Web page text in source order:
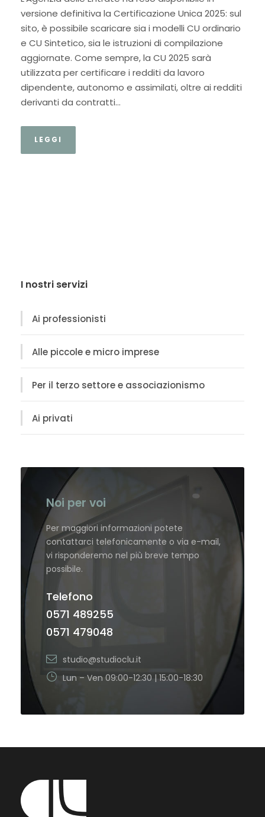
versione definitiva la Certificazione Unica 2025: sul
sito, è possibile scaricare sia i modelli CU ordinario
e CU Sintetico, sia le istruzioni di compilazione
aggiornate. Come sempre, la CU 2025 sarà
utilizzata per certificare i redditi da lavoro
dipendente, autonomo e assimilati, oltre ai redditi
derivanti da contratti...
LEGGI
I nostri servizi
Ai professionisti
Alle piccole e micro imprese
Per il terzo settore e associazionismo
Ai privati
Noi per voi
Per maggiori informazioni potete
contattarci telefonicamente o via e-mail,
vi risponderemo nel più breve tempo
possibile.
Telefono
0571 489255
0571 479048
studio@studioclu.it
Lun – Ven 09:00-12:30 | 15:00-18:30